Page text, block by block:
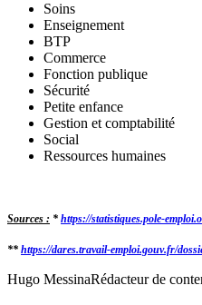
Soins
Enseignement
BTP
Commerce
Fonction publique
Sécurité
Petite enfance
Gestion et comptabilité
Social
Ressources humaines
Sources : * https://statistiques.pole-
** https://dares.travail-emploi.gouv.fr/
Hugo MessinaRédacteur de